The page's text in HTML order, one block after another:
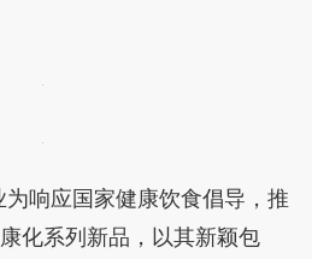
响应国家健康饮食倡导，推
化系列新品，以其新颖包